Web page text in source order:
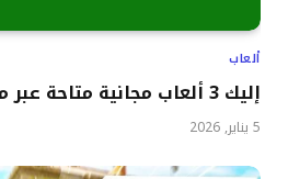
ألعاب
إليك 3 ألعاب مجانية متاحة عبر منصات إكس بوكس.
5 يناير, 2026